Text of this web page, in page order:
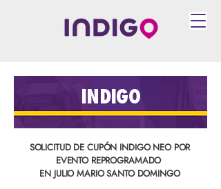
INDIGO
SOLICITUD DE CUPÓN INDIGO NEO POR
EVENTO REPROGRAMADO
EN JULIO MARIO SANTO DOMINGO